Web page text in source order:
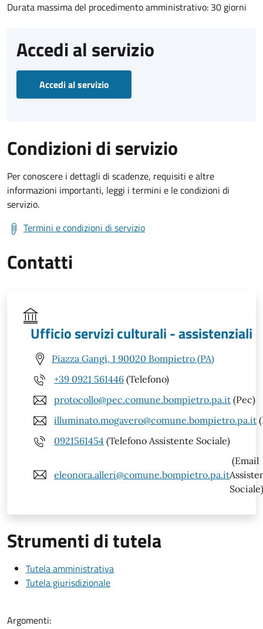
Durata massima del procedimento amministrativo: 30 giorni
Accedi al servizio
Accedi al servizio
Condizioni di servizio
Per conoscere i dettagli di scadenze, requisiti e altre
informazioni importanti, leggi i termini e le condizioni di
servizio.
Termini e condizioni di servizio
Contatti
Ufficio servizi culturali - assistenziali
Piazza Gangi, 1 90020 Bompietro (PA)
+39 0921 561446 (Telefono)
protocollo@pec.comune.bompietro.pa.it (Pec)
illuminato.mogavero@comune.bompietro.pa.it
0921561454 (Telefono Assistente Sociale)
eleonora.alleri@comune.bompietro.pa.it
(Email
Sociale)
Strumenti di tutela
Tutela amministrativa
Tutela giurisdizionale
Argomenti: